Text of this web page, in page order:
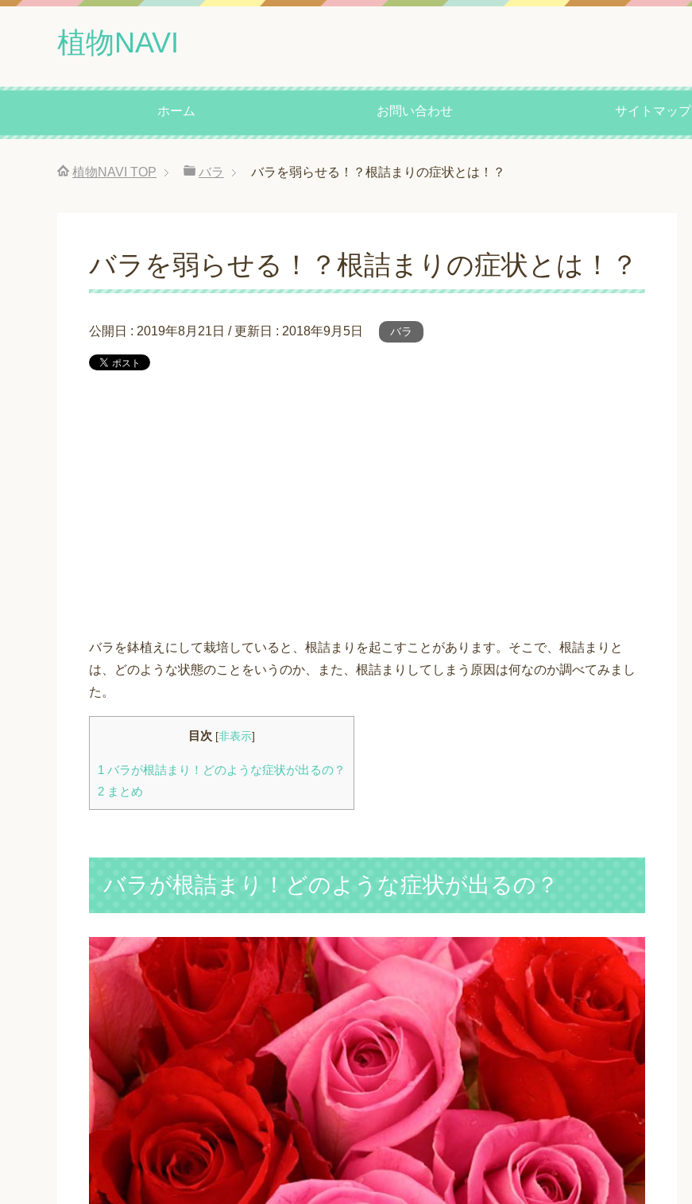
植物NAVI
ホーム お問い合わせ サイトマップ
植物NAVI TOP バラ バラを弱らせる！？根詰まりの症状とは！？
バラを弱らせる！？根詰まりの症状とは！？
公開日 : 2019年8月21日 / 更新日 : 2018年9月5日 バラ
バラを鉢植えにして栽培していると、根詰まりを起こすことがあります。そこで、根詰まりと
は、どのような状態のことをいうのか、また、根詰まりしてしまう原因は何なのか調べてみまし
た。
目次 [非表示]
1 バラが根詰まり！どのような症状が出るの？
2 まとめ
バラが根詰まり！どのような症状が出るの？